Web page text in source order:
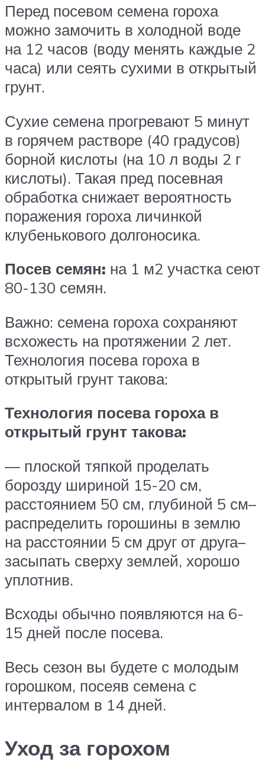
Перед посевом семена гороха
можно замочить в холодной воде
на 12 часов (воду менять каждые 2
часа) или сеять сухими в открытый
грунт.
Сухие семена прогревают 5 минут
в горячем растворе (40 градусов)
борной кислоты (на 10 л воды 2 г
кислоты). Такая пред посевная
обработка снижает вероятность
поражения гороха личинкой
клубенькового долгоносика.
Посев семян: на 1 м2 участка сеют
80-130 семян.
Важно: семена гороха сохраняют
всхожесть на протяжении 2 лет.
Технология посева гороха в
открытый грунт такова:
Технология посева гороха в
открытый грунт такова:
— плоской тяпкой проделать
борозду шириной 15-20 см,
расстоянием 50 см, глубиной 5 см–
распределить горошины в землю
на расстоянии 5 см друг от друга–
засыпать сверху землей, хорошо
уплотнив.
Всходы обычно появляются на 6-
15 дней после посева.
Весь сезон вы будете с молодым
горошком, посеяв семена с
интервалом в 14 дней.
Уход за горохом